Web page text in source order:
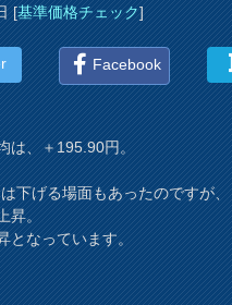
[基準価格チェック]
Facebook
は、＋195.90円。
下げる場面もあったのですが、
昇。
となっています。